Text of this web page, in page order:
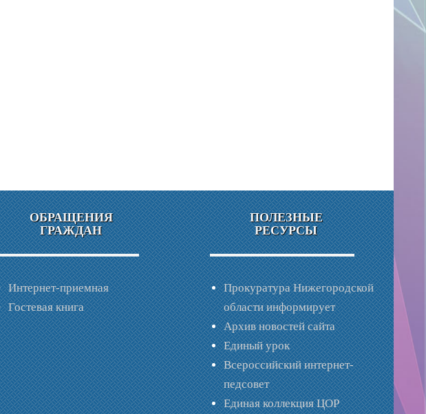
ОБРАЩЕНИЯ
ГРАЖДАН
Интернет-приемная
Гостевая книга
ПОЛЕЗНЫЕ
РЕСУРСЫ
Прокуратура Нижегородской
области информирует
Архив новостей сайта
Единый урок
Всероссийский интернет-
педсовет
Единая коллекция ЦОР